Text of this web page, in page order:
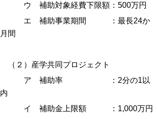
ウ 補助対象経費下限額：500万円
エ 補助事業期間 ：最長24か
月間
（２）産学共同プロジェクト
ア 補助率 ：2分の1以
内
イ 補助金上限額 ：1,000万円